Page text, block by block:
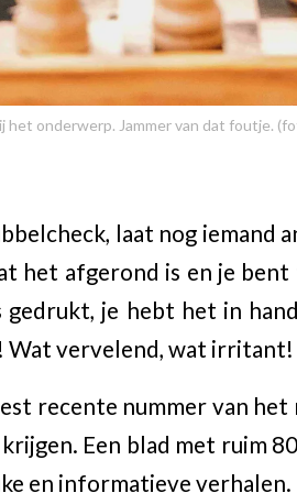
het onderwerp. Jammer van dat foutje.
laat nog iemand
het afgerond is en je
gedrukt, je hebt het in
Wat vervelend, wat irritant!
recente nummer van het
Een blad met ruim
en informatieve verhalen.